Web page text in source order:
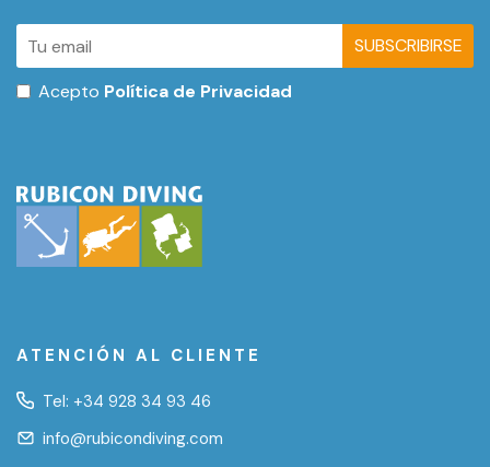
SUBSCRIBIRSE
Acepto Política de Privacidad
ATENCIÓN AL CLIENTE
Tel: +34 928 34 93 46
info@rubicondiving.com